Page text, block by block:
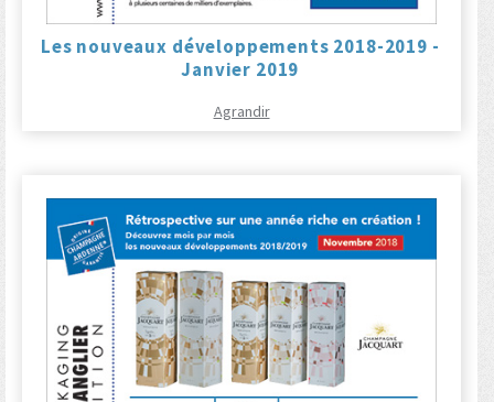
Les nouveaux développements 2018-2019 -
Janvier 2019
Agrandir